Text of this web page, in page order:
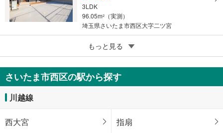
3LDK
96.05m2
（実測）
埼玉県さいたま市西区大字二ツ宮
成約でもらえる
さいたま市西区宮前町
4,180万円
4LDK
108.87m
もっと見る
さいたま市西区の駅から探す
川越線
西大宮 指扇